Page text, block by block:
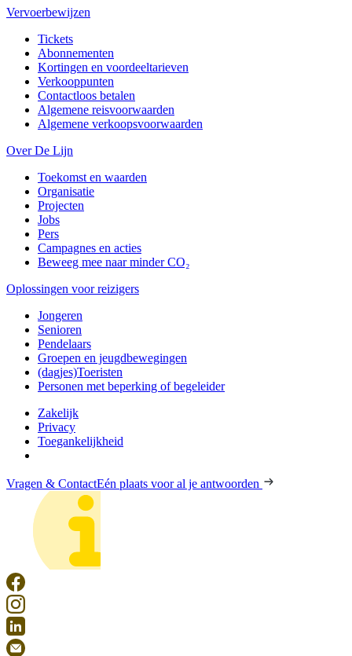
Vervoerbewijzen
Tickets
Abonnementen
Kortingen en voordeeltarieven
Verkooppunten
Contactloos betalen
Algemene reisvoorwaarden
Algemene verkoopsvoorwaarden
Over De Lijn
Toekomst en waarden
Organisatie
Projecten
Jobs
Pers
Campagnes en acties
Beweeg mee naar minder CO₂
Oplossingen voor reizigers
Jongeren
Senioren
Pendelaars
Groepen en jeugdbewegingen
(dagjes)Toeristen
Personen met beperking of begeleider
Zakelijk
Privacy
Toegankelijkheid
Vragen & ContactEén plaats voor al je antwoorden